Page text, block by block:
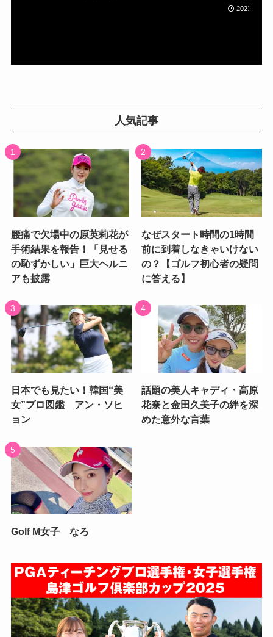
2023年05月
人気記事
腰痛で欠場中の原英莉花が
手術結果を報告！「見せる
の恥ずかしい」巨大ヘルニ
アも披露
なぜスタート時間の1時間
前に到着しなきゃいけない
の？【ゴルフ初心者の疑問
に答える】
日本でも見たい！韓国“美
女”プロ図鑑 アン・ソヒ
ョン
話題の美人キャディ・高原
花奈と金田久美子の絆を深
めた意外な言葉
Golf M女子 なろ